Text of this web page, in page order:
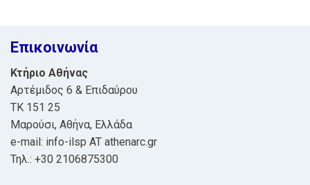
Επικοινωνία
Κτήριο Αθήνας
Αρτέμιδος 6 & Επιδαύρου
ΤΚ 151 25
Μαρούσι, Αθήνα, Ελλάδα
e-mail: info-ilsp AT athenarc.gr
Τηλ.: +30 2106875300